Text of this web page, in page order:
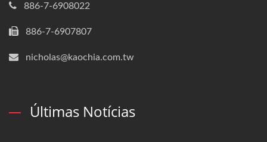
886-7-6908022
886-7-6907807
nicholas@kaochia.com.tw
Últimas Notícias